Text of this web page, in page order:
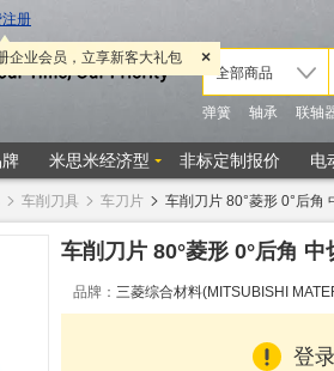
车削刀具 车刀片 车削刀片 80°菱形 0°后角
车削刀片 80°菱形 0°后角
品牌： 三菱综合材料(MITSUBISHI
登